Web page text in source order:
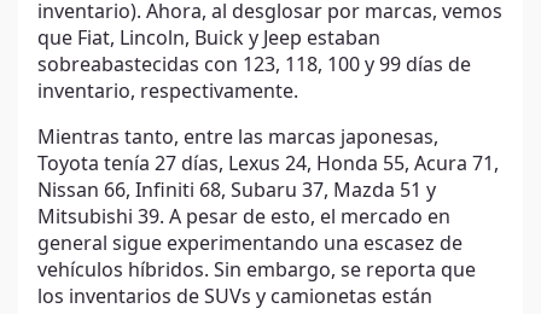
inventario). Ahora, al desglosar por marcas, vemos
que Fiat, Lincoln, Buick y Jeep estaban
sobreabastecidas con 123, 118, 100 y 99 días de
inventario, respectivamente.
Mientras tanto, entre las marcas japonesas,
Toyota tenía 27 días, Lexus 24, Honda 55, Acura 71,
Nissan 66, Infiniti 68, Subaru 37, Mazda 51 y
Mitsubishi 39. A pesar de esto, el mercado en
general sigue experimentando una escasez de
vehículos híbridos. Sin embargo, se reporta que
los inventarios de SUVs y camionetas están